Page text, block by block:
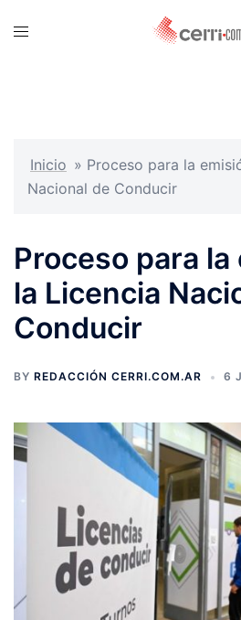
Toggle
Inicio » Proceso para la
Nacional de Conducir
Proceso para
la Licencia
Conducir
BY REDACCIÓN CERRI.COM.AR 6